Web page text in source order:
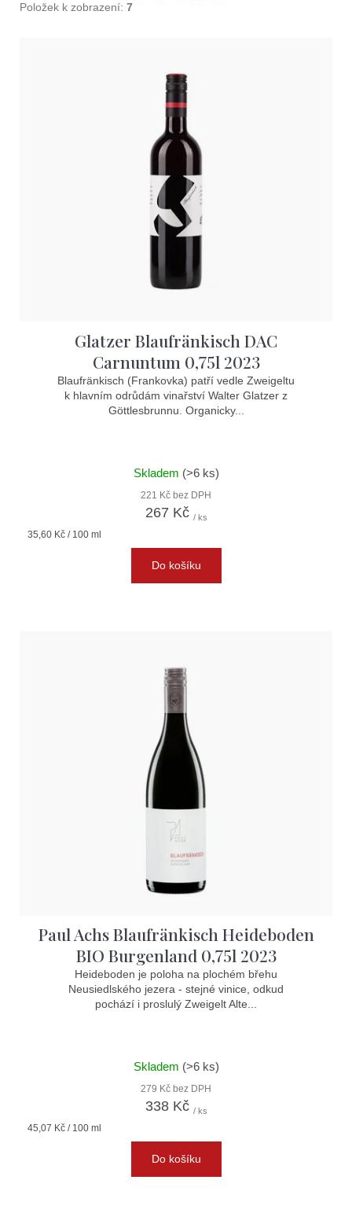
Položek k zobrazení: 7
Glatzer Blaufränkisch DAC
Carnuntum 0,75l 2023
Blaufränkisch (Frankovka) patří vedle Zweigeltu
k hlavním odrůdám vinařství Walter Glatzer z
Göttlesbrunnu. Organicky...
Skladem (>6 ks)
221 Kč bez DPH
267 Kč / ks
Měrná
35,60 Kč / 100 ml
Do košíku
Paul Achs Blaufränkisch Heideboden
BIO Burgenland 0,75l 2023
Heideboden je poloha na plochém břehu
Neusiedlského jezera - stejné vinice, odkud
pochází i proslulý Zweigelt Alte...
Skladem (>6 ks)
279 Kč bez DPH
338 Kč / ks
Měrná
45,07 Kč / 100 ml
Do košíku